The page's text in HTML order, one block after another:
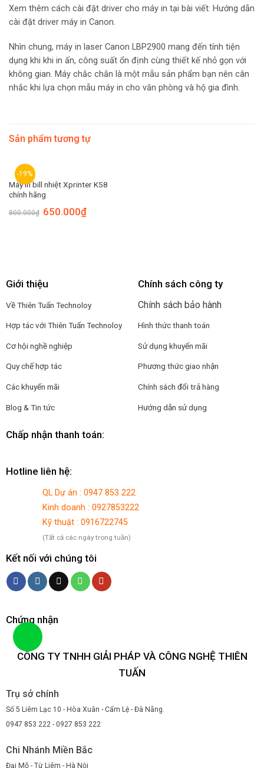
Xem thêm cách cài đặt driver cho máy in tại bài viết: Hướng dẫn
cài đặt driver máy in Canon.
Nhìn chung, máy in laser Canon LBP2900 mang đến tính tiện
dụng khi khi in ấn, công suất ổn định cùng thiết kế nhỏ gọn với
không gian. Máy chắc chắn là một mẫu sản phẩm bạn nên cân
nhắc khi lựa chọn mẫu máy in cho văn phòng và hộ gia đình.
Sản phẩm tương tự
-19%
Máy in bill nhiệt Xprinter K58
chính hãng
800.000₫ 650.000₫
Giới thiệu
Về Thiên Tuấn Technoloy
Hợp tác với Thiên Tuấn Technoloy
Cơ hội nghề nghiệp
Quy chế hợp tác
Các khuyến mãi
Blog & Tin tức
Chính sách công ty
Chính sách bảo hành
Hình thức thanh toán
Sử dụng khuyến mãi
Phương thức giao nhận
Chính sách đổi trả hàng
Hướng dẫn sử dụng
Chấp nhận thanh toán:
Hotline liên hệ:
QL Dự án : 0947 853 222
Kinh doanh : 0927853222
Kỹ thuật : 0916722745
(Tất cả các ngày trong tuần)
Kết nối với chúng tôi
Chứng nhận
CÔNG TY TNHH GIẢI PHÁP VÀ CÔNG NGHỆ THIÊN
TUẤN
Trụ sở chính
Số 5 Liêm Lạc 10 - Hòa Xuân - Cẩm Lệ - Đà Nẵng.
0947 853 222 - 0927 853 222
Chi Nhánh Miền Bắc
Đại Mỗ - Từ Liêm - Hà Nội